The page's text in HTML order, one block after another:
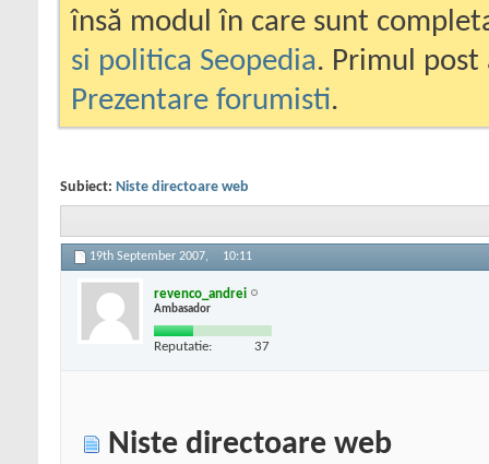
însă modul în care sunt
si politica Seopedia. Primul
Prezentare forumisti.
Subiect: Niste directoare web
19th September 2007, 10:11
revenco_andrei
Ambasador
Reputatie: 37
Niste directoare web